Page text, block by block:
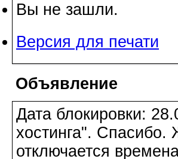
Вы не зашли.
Версия для печати
Объявление
Дата блокировки:
хостинга". Спасибо.
отключается